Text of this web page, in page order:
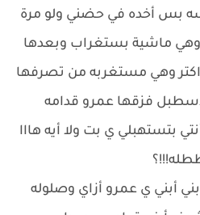
بس أخده في حضني ولو مرة
وهي ماشية بستغراب وبعدها
وهي مستغربه من تصرفها
فزقها عمرو قدامه
بتستهبلي ي بت ولا أيه هااا
أبني ي عمرو أزاي وصلوله